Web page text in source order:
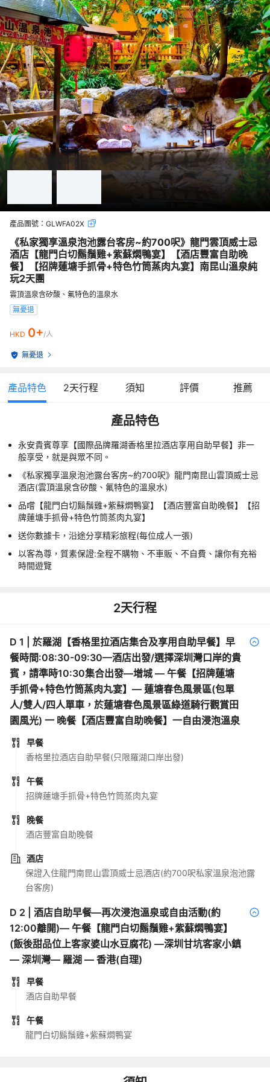
產品團號： GLWFA02X
《私家獨享溫泉泡池露台客房~約700呎》龍門雲頂威士忌
酒店【龍門白切鬍鬚雞+紫蘇燜鴨宴】【酒店豐富自助晚
餐】【招牌蓮塘手抓骨+特色竹筒蒸肉丸宴】南昆山溫泉純
玩2天團
雲頂溫泉含矽酸、氟特色的溫泉水
無憂退
HKD 0+/人
無憂退
產品特色 2天行程 須知 評價 推薦
產品特色
永安貴賓尊享【國際品牌羅湖香格里拉酒店享用自助早餐】非一
般享受，就是與眾不同。
《私家獨享溫泉泡池露台客房~約700呎》龍門南昆山雲頂威士忌
酒店(雲頂溫泉含矽酸、氟特色的溫泉水)
品嚐【龍門白切鬍鬚雞+紫蘇燜鴨宴】【酒店豐富自助晚餐】【招
牌蓮塘手抓骨+特色竹筒蒸肉丸宴】
送你數據卡，沿途分享精彩旅程(每位成人一張)
以客為尊，質素保證:全程不購物、不車販、不自費、讓你有充裕
時間遊覽
2天行程
D 1
於羅湖【香格里拉酒店集合及享用自助早餐】早
餐時間:08:30-09:30—酒店出發/選擇深圳灣口岸的貴
賓，請準時10:30集合出發—增城 — 午餐【招牌蓮塘
手抓骨+特色竹筒蒸肉丸宴】— 蓮塘春色風景區(包單
人/雙人/四人單車，於蓮塘春色風景區綠道騎行觀賞田
園風光) 一 晚餐【酒店豐富自助晚餐】一自由浸泡溫泉
早餐
香格里拉酒店自助早餐(只限羅湖口岸出發)
午餐
招牌蓮塘手抓骨+特色竹筒蒸肉丸宴
晚餐
酒店豐富自助晚餐
酒店
保證入住龍門南昆山雲頂威士忌酒店(約700呎私家溫泉泡池露
台客房)
D 2
酒店自助早餐—再次浸泡溫泉或自由活動(約
12:00離開)— 午餐【龍門白切鬍鬚雞+紫蘇燜鴨宴】
(飯後甜品位上客家婆山水豆腐花) —深圳甘坑客家小鎮
— 深圳灣— 羅湖 — 香港(自理)
早餐
酒店自助早餐
午餐
龍門白切鬍鬚雞+紫蘇燜鴨宴